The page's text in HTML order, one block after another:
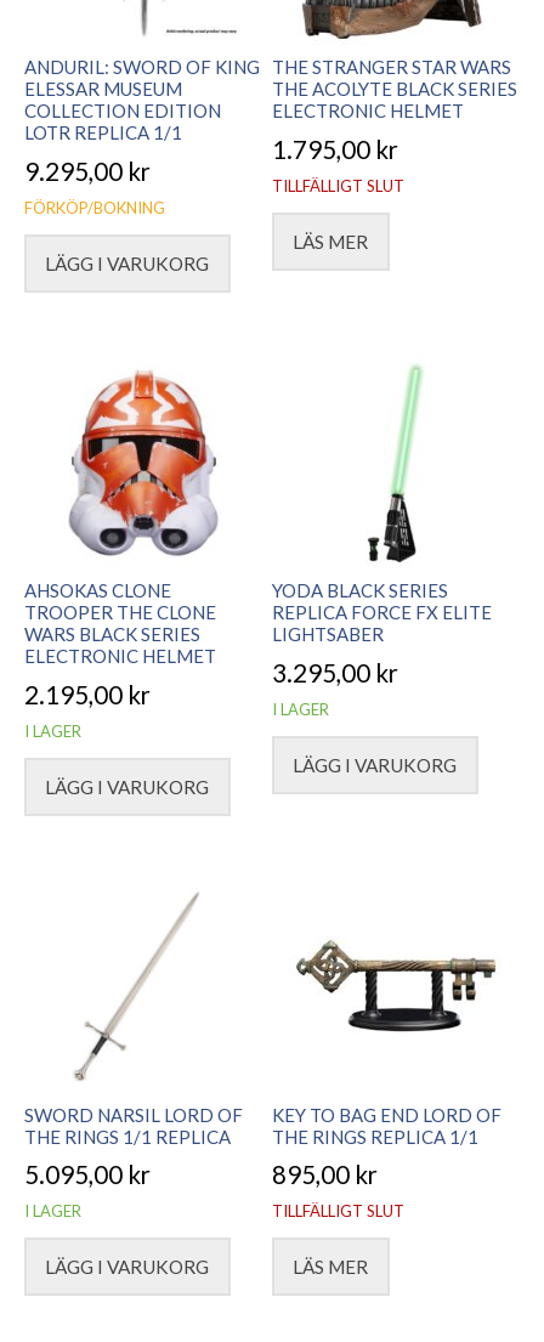
ANDURIL: SWORD OF KING
ELESSAR MUSEUM
COLLECTION EDITION
LOTR REPLICA 1/1
9.295,00 kr
FÖRKÖP/BOKNING
LÄGG I VARUKORG
THE STRANGER STAR WARS
THE ACOLYTE BLACK SERIES
ELECTRONIC HELMET
1.795,00 kr
TILLFÄLLIGT SLUT
LÄS MER
AHSOKAS CLONE
TROOPER THE CLONE
WARS BLACK SERIES
ELECTRONIC HELMET
2.195,00 kr
I LAGER
LÄGG I VARUKORG
YODA BLACK SERIES
REPLICA FORCE FX ELITE
LIGHTSABER
3.295,00 kr
I LAGER
LÄGG I VARUKORG
SWORD NARSIL LORD OF
THE RINGS 1/1 REPLICA
5.095,00 kr
I LAGER
LÄGG I VARUKORG
KEY TO BAG END LORD OF
THE RINGS REPLICA 1/1
895,00 kr
TILLFÄLLIGT SLUT
LÄS MER